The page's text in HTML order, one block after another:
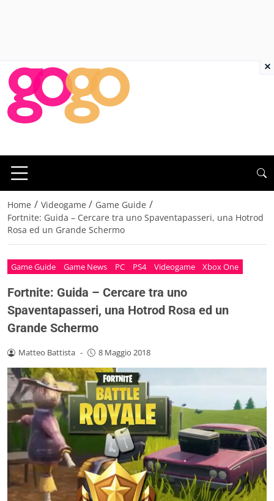
Home / Videogame / Game Guide /
Fortnite: Guida – Cercare tra uno Spaventapasseri, una Hotrod
Rosa ed un Grande Schermo
Game Guide Game News PC PS4 Videogame Xbox One
Fortnite: Guida – Cercare tra uno
Spaventapasseri, una Hotrod Rosa ed un
Grande Schermo
Matteo Battista - 8 Maggio 2018
×